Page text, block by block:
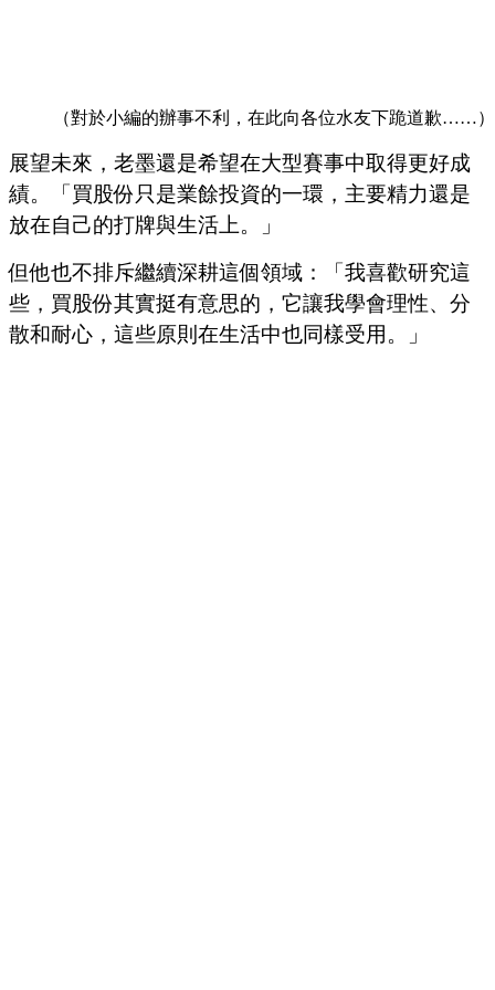
（對於小編的辦事不利，在此向各位水友下跪道歉……）
展望未來，老墨還是希望在大型賽事中取得更好成
績。「買股份只是業餘投資的一環，主要精力還是
放在自己的打牌與生活上。」
但他也不排斥繼續深耕這個領域：「我喜歡研究這
些，買股份其實挺有意思的，它讓我學會理性、分
散和耐心，這些原則在生活中也同樣受用。」